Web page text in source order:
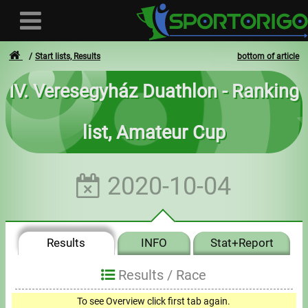
User
Login
- - -
Invoices
bottom of article
Start lists, Results
IV. Veresegyház Duathlon - Ranking
list, Amateur Cup
2020-10-04
Results INFO Stat+Report
Results / Race
To see Overview click first tab again.